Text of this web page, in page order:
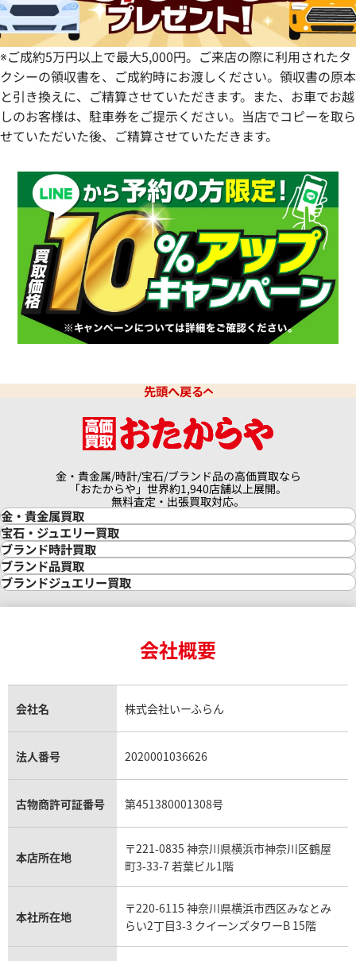
※ご成約5万円以上で最大5,000円。ご来店の際に利用されたタ
クシーの領収書を、ご成約時にお渡しください。領収書の原本
と引き換えに、ご精算させていただきます。また、お車でお越
しのお客様は、駐車券をご提示ください。当店でコピーを取ら
せていただいた後、ご精算させていただきます。
先頭へ戻る
金・貴金属/時計/宝石/ブランド品の高価買取なら
「おたからや」世界約1,940店舗以上展開。
無料査定・出張買取対応。
金・貴金属買取
金買取
金の相場価格情報
金の参考買取価格一覧
インゴット買取
インゴットの相場価格情報
24金買取
金貨買取
貴金属買取
銀・シルバー買取
パラジウム買取
宝石・ジュエリー買取
宝石・ジュエリー買取
ダイヤモンド買取
ダイヤモンド・宝石の参考価格一覧
リング・結婚指輪買取
エメラルド買取
トパーズ買取
タンザナイト買取
キャッツアイ買取
アクアマリン買取
ブランド時計買取
時計買取
ロレックス買取
ロレックス デイトナ買取
ロレックス サブマリーナー買取
ロレックス エクスプローラー買取
ロレックス デイトジャスト買取
パテック フィリップノーチラス買取
ヴァシュロン・コンスタンタン買取
オメガ買取
カルティエ買取
フランク ミュラー買取
リシャール・ミル買取
パネライ買取
チューダー（チュードル）買取
ブランド品買取
ブランド買取
シャネル マトラッセ買取
セリーヌ買取
プラダ買取
ブランドジュエリー買取
ヴァンクリーフ＆アーペル買取
ショーメ買取
ダミアーニ買取
モーブッサン買取
会社概要
会社名 株式会社いーふらん
法人番号 2020001036626
古物商許可証番号 第451380001308号
本店所在地
〒221-0835 神奈川県横浜市神奈川区鶴屋
町3-33-7 若葉ビル1階
本社所在地
〒220-6115 神奈川県横浜市西区みなとみ
らい2丁目3-3 クイーンズタワーB 15階